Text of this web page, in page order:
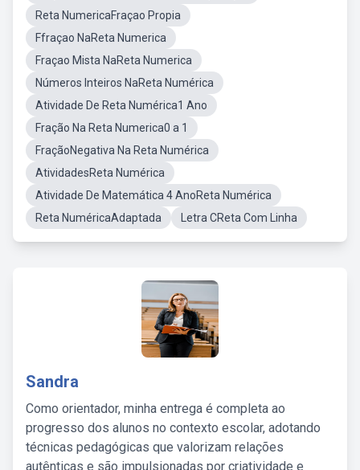
Reta NumericaFraçao Propia
Ffraçao NaReta Numerica
Fraçao Mista NaReta Numerica
Números Inteiros NaReta Numérica
Atividade De Reta Numérica1 Ano
Fração Na Reta Numerica0 a 1
FraçãoNegativa Na Reta Numérica
AtividadesReta Numérica
Atividade De Matemática 4 AnoReta Numérica
Reta NuméricaAdaptada
Letra CReta Com Linha
Sandra
Como orientador, minha entrega é completa ao
progresso dos alunos no contexto escolar, adotando
técnicas pedagógicas que valorizam relações
autênticas e são impulsionadas por criatividade e